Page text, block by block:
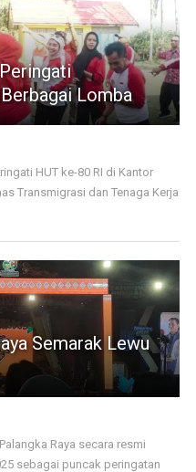
Lomba
HUT ke-80 RI di Kantor
Transmigrasi dan Tenaga Kerja
Semarak Lewu
Raya secara resmi
sebagai puncak peringatan